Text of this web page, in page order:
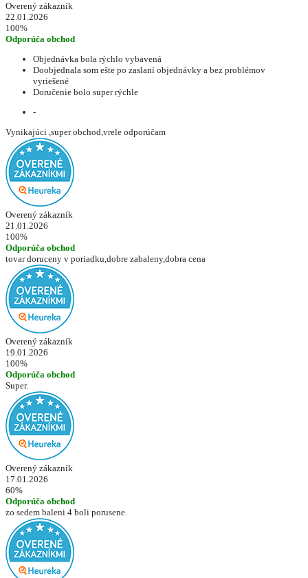
Overený zákazník
22.01.2026
100%
Odporúča obchod
Objednávka bola rýchlo vybavená
Doobjednala som ešte po zaslaní objednávky a bez problémov
vyriešené
Doručenie bolo super rýchle
-
Vynikajúci ,super obchod,vrele odporúčam
Overený zákazník
21.01.2026
100%
Odporúča obchod
tovar doruceny v poriadku,dobre zabaleny,dobra cena
Overený zákazník
19.01.2026
100%
Odporúča obchod
Super.
Overený zákazník
17.01.2026
60%
Odporúča obchod
zo sedem baleni 4 boli porusene.